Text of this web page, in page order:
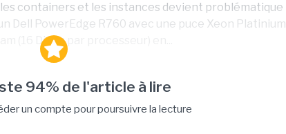
les containers et les instances devient problématique
Dell PowerEdge R760 avec une puce Xeon Platinium
(16 Dimm par processeur) en...
94% de l'article à lire
un compte pour poursuivre la lecture